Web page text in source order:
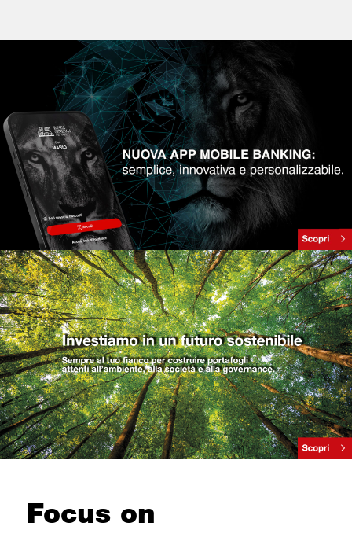
Focus on